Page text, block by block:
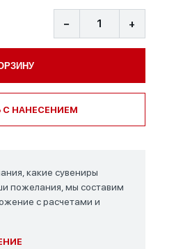
− +
С НАНЕСЕНИЕМ
какие сувениры
пожелания, мы составим
с расчетами и